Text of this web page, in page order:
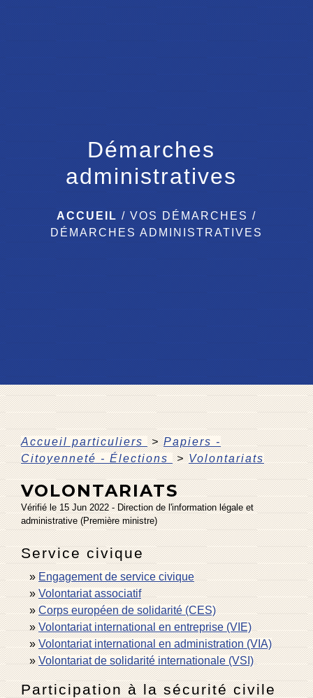
Démarches
administratives
ACCUEIL / VOS DÉMARCHES /
DÉMARCHES ADMINISTRATIVES
Accueil particuliers > Papiers -
Citoyenneté - Élections > Volontariats
VOLONTARIATS
Vérifié le 15 Jun 2022 - Direction de l'information légale et
administrative (Première ministre)
Service civique
Engagement de service civique
Volontariat associatif
Corps européen de solidarité (CES)
Volontariat international en entreprise (VIE)
Volontariat international en administration (VIA)
Volontariat de solidarité internationale (VSI)
Participation à la sécurité civile